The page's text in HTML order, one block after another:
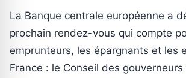
La Banque centrale européenne a
prochain rendez-vous qui compte
emprunteurs, les épargnants et les
France : le Conseil des